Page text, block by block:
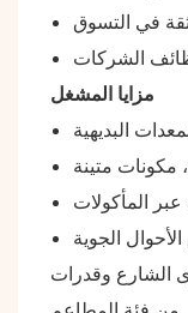
في التسوق
الشركات
مزايا المشغل
البديهية
مكونات متينة
عبر المأكولات
الجوية
الشارع وقدرات